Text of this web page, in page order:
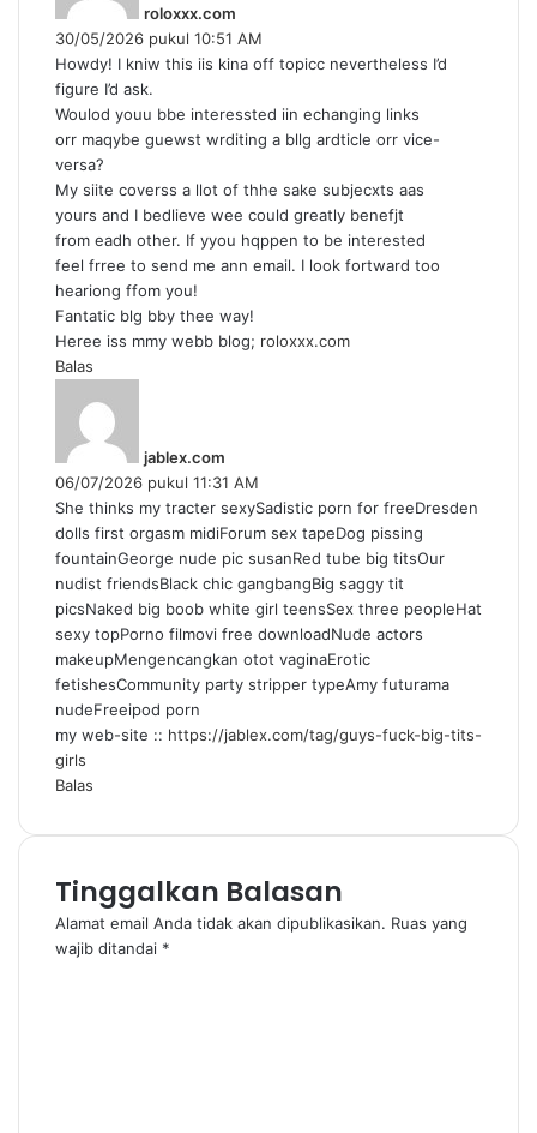
roloxxx.com
a
t
:
30/05/2026 pukul 10:51 AM
Howdy! I kniw this iis kina off topicc nevertheless I’d
figure I’d ask.
Woulod youu bbe interessted iin echanging links
orr maqybe guewst wrditing a bllg ardticle orr vice-
versa?
My siite coverss a llot of thhe sake subjecxts aas
yours and I bedlieve wee could greatly benefjt
from eadh other. If yyou hqppen to be interested
feel frree to send me ann email. I look fortward too
heariong ffom you!
Fantatic blg bby thee way!
Heree iss mmy webb blog; roloxxx.com
Balas
jablex.com
a
t
a
:
06/07/2026 pukul 11:31 AM
She thinks my tracter sexySadistic porn for freeDresden
dolls first orgasm midiForum sex tapeDog pissing
fountainGeorge nude pic susanRed tube big titsOur
nudist friendsBlack chic gangbangBig saggy tit
picsNaked big boob white girl teensSex three peopleHat
sexy topPorno filmovi free downloadNude actors
makeupMengencangkan otot vaginaErotic
fetishesCommunity party stripper typeAmy futurama
nudeFreeipod porn
my web-site :: https://jablex.com/tag/guys-fuck-big-tits-
girls
Balas
Tinggalkan Balasan
Alamat email Anda tidak akan dipublikasikan. Ruas yang
wajib ditandai *